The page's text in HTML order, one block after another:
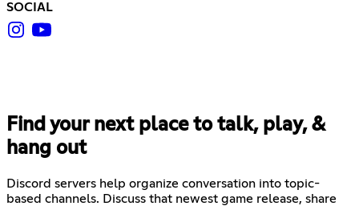
SOCIAL
Find your next place to talk, play, &
hang out
Discord servers help organize conversation into topic-
based channels. Discuss that newest game release, share